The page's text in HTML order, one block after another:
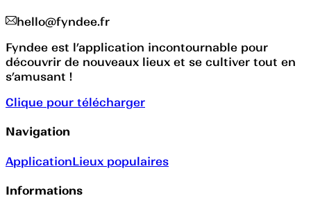
hello@fyndee.fr
Fyndee est l’application incontournable pour
découvrir de nouveaux lieux et se cultiver tout en
s’amusant !
Clique pour télécharger
Navigation
ApplicationLieux populaires
Informations